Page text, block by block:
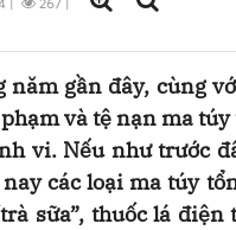
năm gần đây, cùng
và tệ nạn ma
vi. Nếu như trước
các loại ma túy
sữa”, thuốc lá